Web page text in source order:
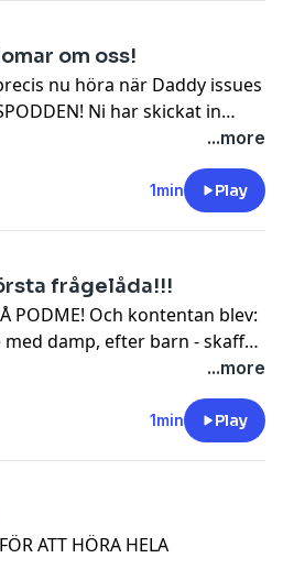
om oss!
nu höra när Daddy issues
Ni har skickat in
dom. Exempel på fördomar:
och vad känner Lyset
...more
1min Play
frågelåda!!!
PODME! Och kontentan blev:
damp, efter barn - skaffa
...more
1min Play
ATT HÖRA HELA